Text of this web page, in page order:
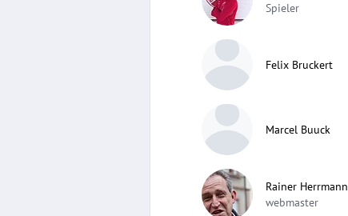
Spieler
Felix Bruckert
Marcel Buuck
Rainer Herrmann
webmaster